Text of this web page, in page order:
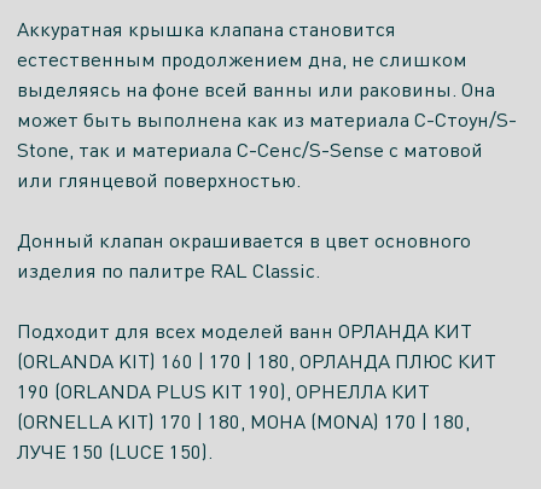
Аккуратная крышка клапана становится
естественным продолжением дна, не слишком
выделяясь на фоне всей ванны или раковины. Она
может быть выполнена как из материала С-Стоун/S-
Stone, так и материала С-Сенс/S-Sense с матовой
или глянцевой поверхностью.
Донный клапан окрашивается в цвет основного
изделия по палитре RAL Classic.
Подходит для всех моделей ванн ОРЛАНДА КИТ
(ORLANDA KIT) 160 | 170 | 180, ОРЛАНДА ПЛЮС КИТ
190 (ORLANDA PLUS KIT 190), ОРНЕЛЛА КИТ
(ORNELLA KIT) 170 | 180, МОНА (MONA) 170 | 180,
ЛУЧЕ 150 (LUCE 150).